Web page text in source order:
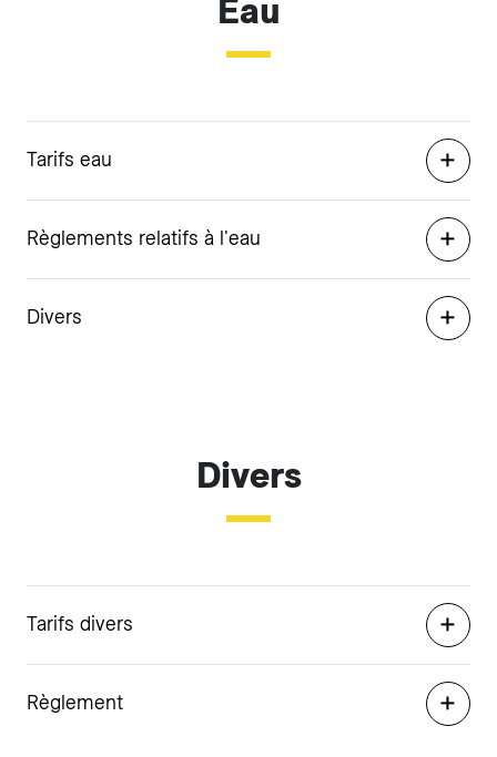
Eau
Tarifs eau
Règlements relatifs à l'eau
Divers
Divers
Tarifs divers
Règlement